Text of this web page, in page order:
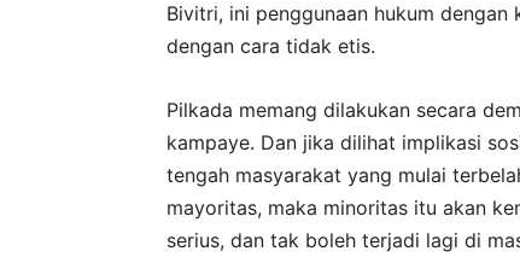
Bivitri, ini penggunaan hukum
dengan cara tidak etis.
Pilkada memang dilakukan secara
kampaye. Dan jika dilihat implikasi
tengah masyarakat yang mulai
mayoritas, maka minoritas itu akan
serius, dan tak boleh terjadi lagi di